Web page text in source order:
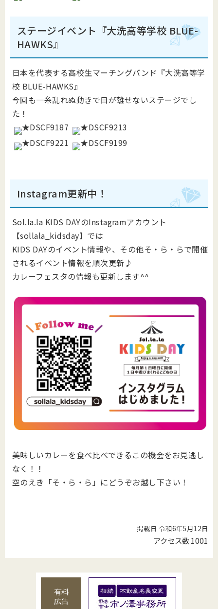
ステージイベント『大洗高等学校 BLUE-
HAWKS』
日本を代表する高校生マーチングバンド『大洗高等学
校 BLUE-HAWKS』
今回も一糸乱れぬ動きで目が離せないステージでし
た！
Instagram更新中！
Sol.la.la KIDS DAYのInstagramアカウント
【sollala_kidsday】では
KIDS DAYのイベント情報や、その他そ・ら・らで開催
されるイベント情報を順次更新♪
カレーフェスタの情報も更新します^^
美味しいカレーを食べ比べできるこの機会をお見逃し
なく！！
空のえき「そ・ら・ら」にどうぞお越し下さい！
掲載日 令和6年5月12日
アクセス数1001
有料
広告